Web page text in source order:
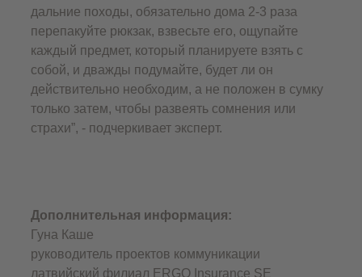
дальние походы, обязательно дома 2-3 раза
перепакуйте рюкзак, взвесьте его, ощупайте
каждый предмет, который планируете взять с
собой, и дважды подумайте, будет ли он
действительно необходим, а не положен в сумку
только затем, чтобы развеять сомнения или
страхи”, - подчеркивает эксперт.
Дополнительная информация:
Гуна Каше
руководитель проектов коммуникации
латвийский филиал ERGO Insurance SЕ